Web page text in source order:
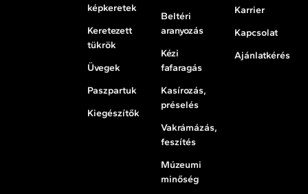
képkeretek
Keretezett
tükrök
Üvegek
Paszpartuk
Kiegészítők
Beltéri
aranyozás
Kézi
fafaragás
Kasírozás,
préselés
Vakrámázás,
feszítés
Múzeumi
minőség
Karrier
Kapcsolat
Ajánlatkérés